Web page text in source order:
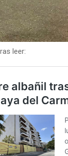
leer: